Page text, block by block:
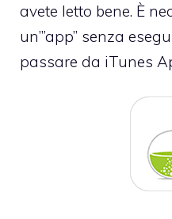
avete letto bene. È
un’”app” senza
passare da iTunes